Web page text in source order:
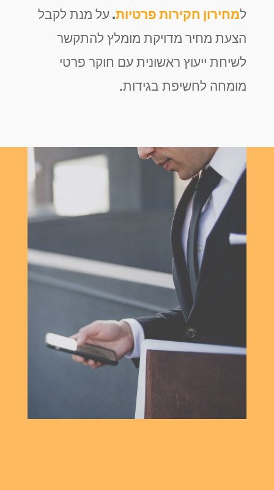
למחירון חקירות פרטיות. על מנת לקבל
הצעת מחיר מדויקת מומלץ להתקשר
לשיחת ייעוץ ראשונית עם חוקר פרטי
מומחה לחשיפת בגידות.